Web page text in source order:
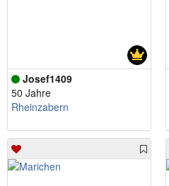
Josef1409
50 Jahre
Rheinzabern